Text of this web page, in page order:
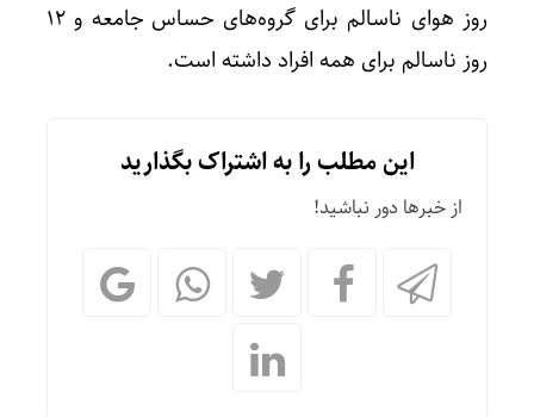
روز هوای ناسالم برای گروه‌های حساس جامعه و ۱۲
روز ناسالم برای همه افراد داشته است.
این مطلب را به اشتراک بگذارید
از خبرها دور نباشید!